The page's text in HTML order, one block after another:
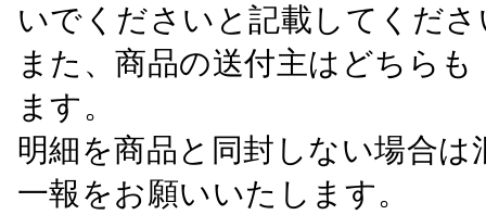
いでくださいと記載してくださ
また、商品の送付主はどちら
ます。
明細を商品と同封しない場合
一報をお願いいたします。